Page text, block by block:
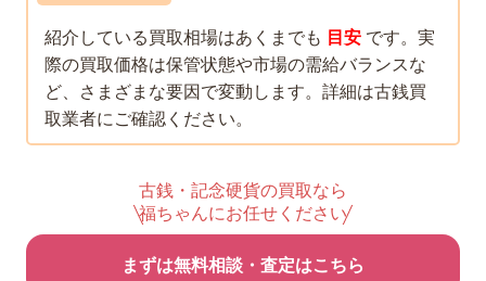
紹介している買取相場はあくまでも 目安 です。実
際の買取価格は保管状態や市場の需給バランスな
ど、さまざまな要因で変動します。詳細は古銭買
取業者にご確認ください。
古銭・記念硬貨の買取なら
福ちゃんにお任せください
まずは無料相談・査定はこちら